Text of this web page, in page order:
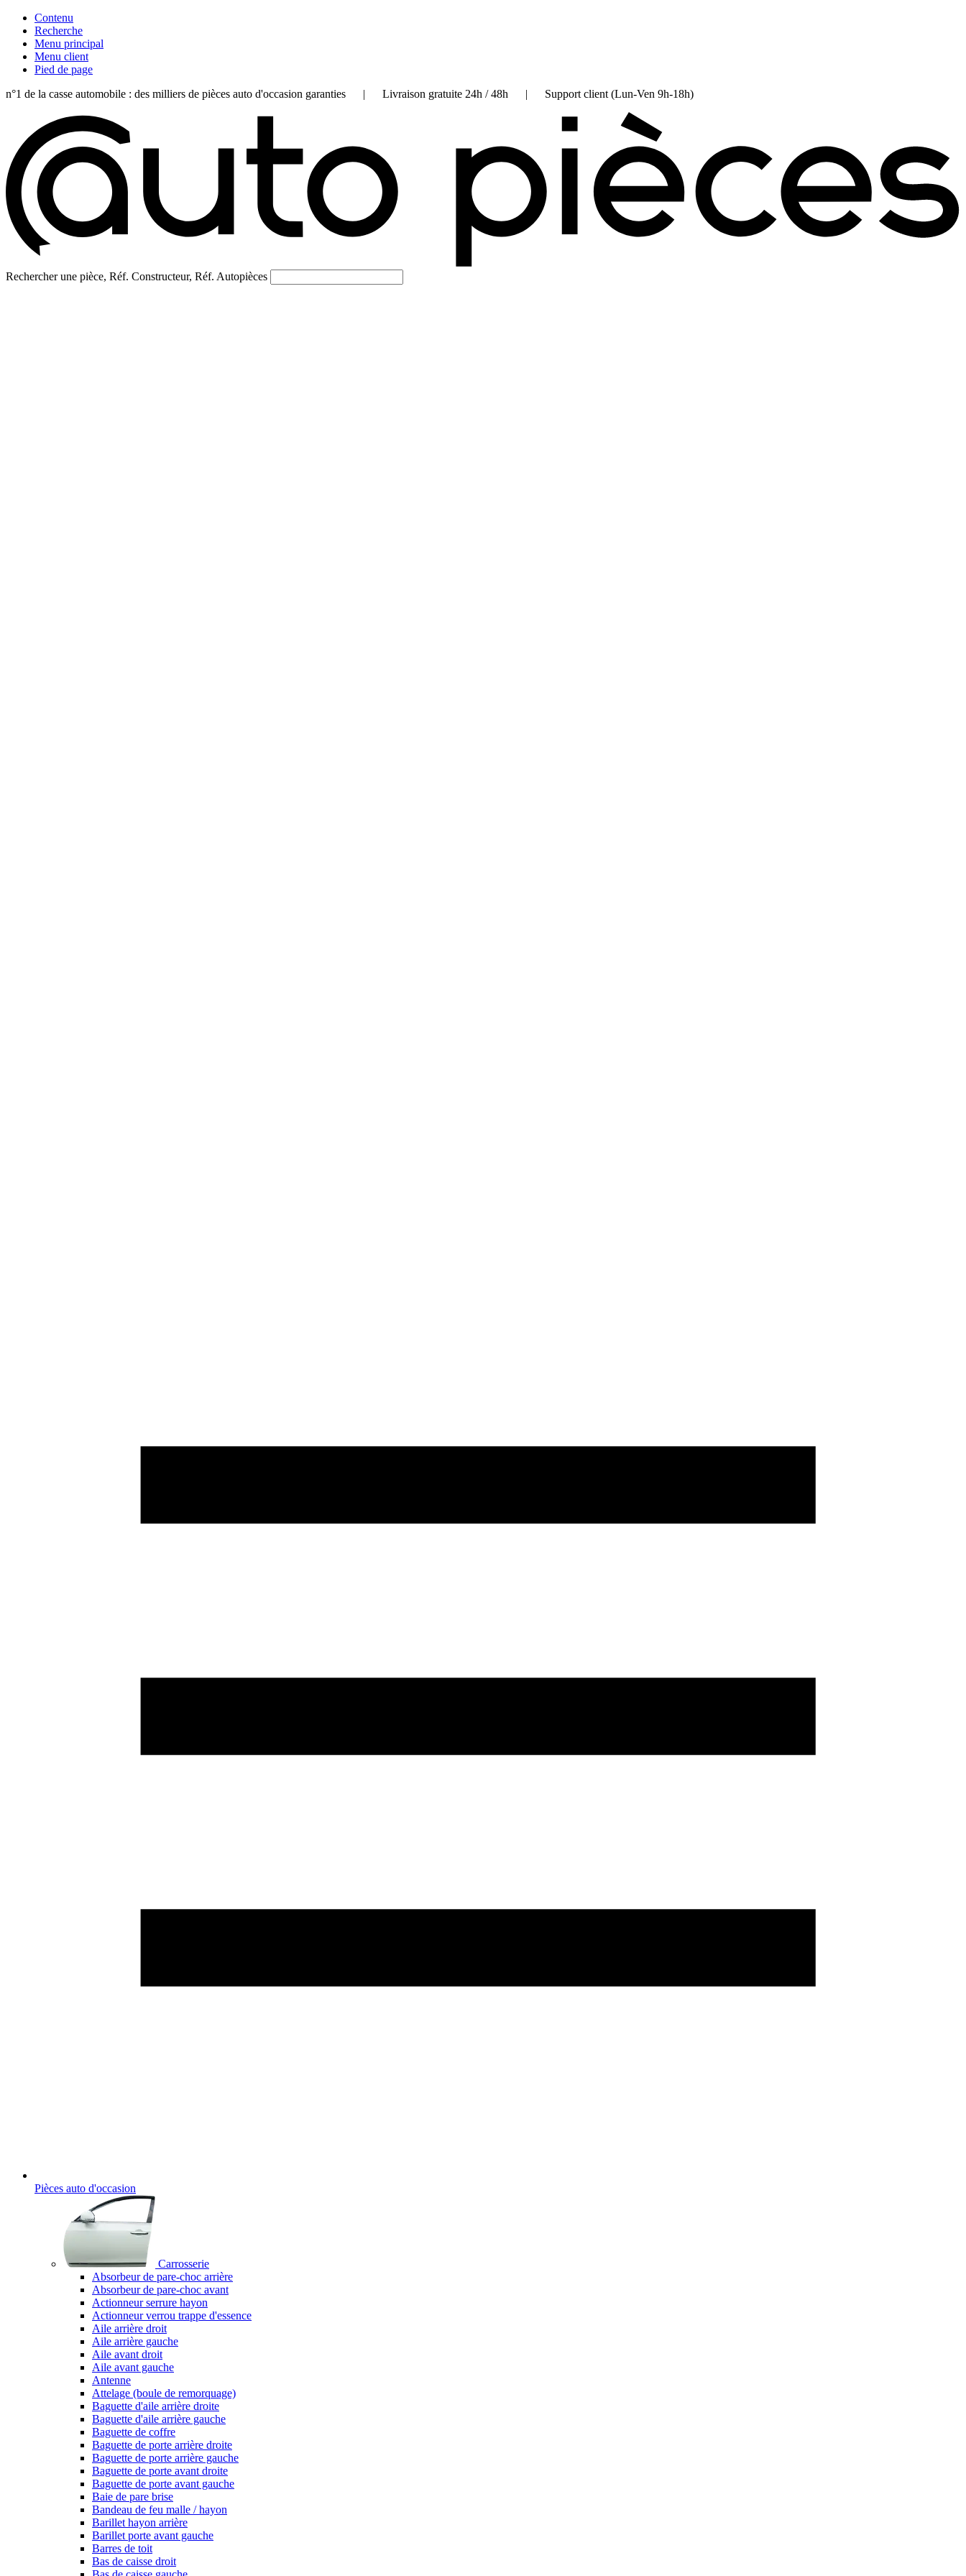
Contenu
Recherche
Menu principal
Menu client
Pied de page
n°1 de la casse automobile : des milliers de pièces auto d'occasion garanties | Livraison gratuite 24h / 48h | Support client (Lun-Ven 9h-18h)
Rechercher une pièce, Réf. Constructeur, Réf. Autopièces
Pièces auto d'occasion
Carrosserie
Absorbeur de pare-choc arrière
Absorbeur de pare-choc avant
Actionneur serrure hayon
Actionneur verrou trappe d'essence
Aile arrière droit
Aile arrière gauche
Aile avant droit
Aile avant gauche
Antenne
Attelage (boule de remorquage)
Baguette d'aile arrière droite
Baguette d'aile arrière gauche
Baguette de coffre
Baguette de porte arrière droite
Baguette de porte arrière gauche
Baguette de porte avant droite
Baguette de porte avant gauche
Baie de pare brise
Bandeau de feu malle / hayon
Barillet hayon arrière
Barillet porte avant gauche
Barres de toit
Bas de caisse droit